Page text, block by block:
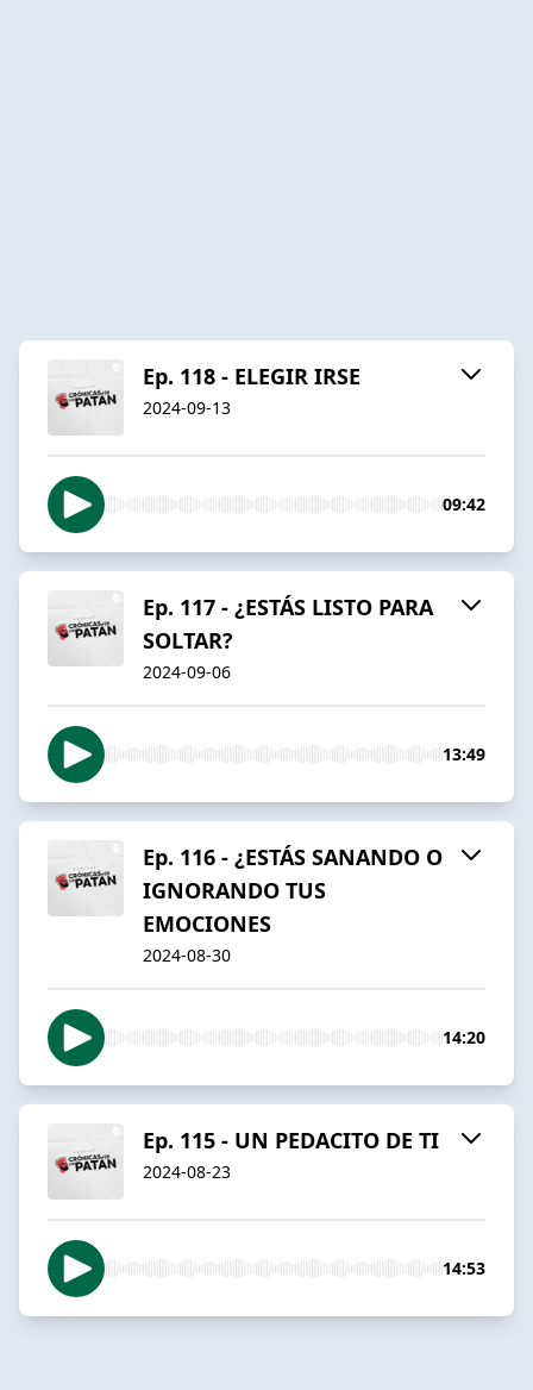
Ep. 118 - ELEGIR IRSE
2024-09-13
09:42
Ep. 117 - ¿ESTÁS LISTO PARA
SOLTAR?
2024-09-06
13:49
Ep. 116 - ¿ESTÁS SANANDO O
IGNORANDO TUS
EMOCIONES
2024-08-30
14:20
Ep. 115 - UN PEDACITO DE TI
2024-08-23
14:53